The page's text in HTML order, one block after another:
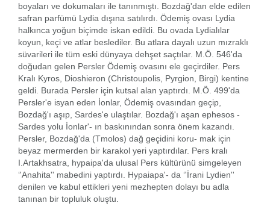
boyaları ve dokumaları ile tanınmıştı. Bozdağ'dan elde edilen
safran parfümü Lydia dışına satılırdı. Ödemiş ovası Lydia
halkınca yoğun biçimde iskan edildi. Bu ovada Lydialılar
koyun, keçi ve atlar beslediler. Bu atlara dayalı uzun mızraklı
süvarileri ile tüm eski dünyaya dehşet saçtılar. M.Ö. 546'da
doğudan gelen Persler Ödemiş ovasını ele geçirdiler. Pers
Kralı Kyros, Dioshieron (Christoupolis, Pyrgion, Birgi) kentine
geldi. Burada Persler için kutsal alan yaptırdı. M.Ö. 499'da
Persler'e isyan eden İonlar, Ödemiş ovasından geçip,
Bozdağ'ı aşıp, Sardes'e ulaştılar. Bozdağ'ı aşan ephesos -
Sardes yolu İonlar'- ın baskınından sonra önem kazandı.
Persler, Bozdağ'da (Tmolos) dağ geçidini koru- mak için
beyaz mermerden bir karakol yeri yaptırdılar. Pers kralı
I.Artakhsatra, hypaipa'da ulusal Pers kültürünü simgeleyen
‘'Anahita'' mabedini yaptırdı. Hypaiapa'- da ‘'İrani Lydien''
denilen ve kabul ettikleri yeni mezhepten dolayı bu adla
tanınan bir topluluk oluştu.